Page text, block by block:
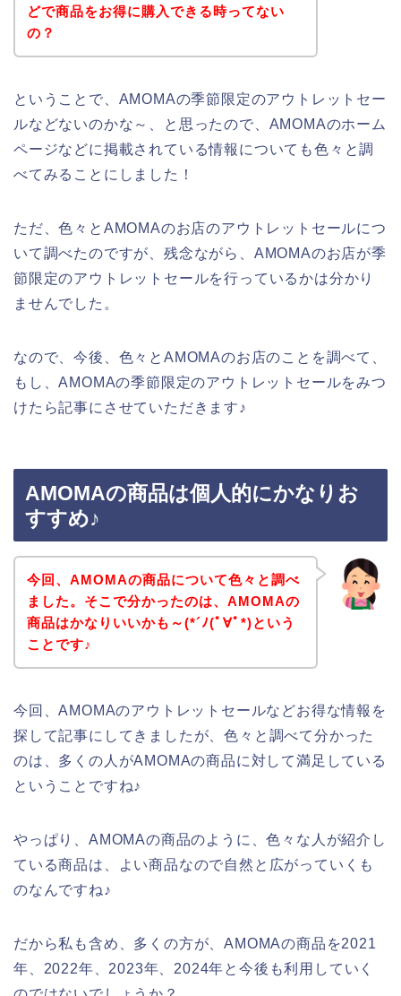
どで商品をお得に購入できる時ってない
の？
ということで、AMOMAの季節限定のアウトレットセー
ルなどないのかな～、と思ったので、AMOMAのホーム
ページなどに掲載されている情報についても色々と調
べてみることにしました！
ただ、色々とAMOMAのお店のアウトレットセールにつ
いて調べたのですが、残念ながら、AMOMAのお店が季
節限定のアウトレットセールを行っているかは分かり
ませんでした。
なので、今後、色々とAMOMAのお店のことを調べて、
もし、AMOMAの季節限定のアウトレットセールをみつ
けたら記事にさせていただきます♪
AMOMAの商品は個人的にかなりお
すすめ♪
今回、AMOMAの商品について色々と調べ
ました。そこで分かったのは、AMOMAの
商品はかなりいいかも～(*´ﾉ(ﾟ∀ﾟ*)という
ことです♪
今回、AMOMAのアウトレットセールなどお得な情報を
探して記事にしてきましたが、色々と調べて分かった
のは、多くの人がAMOMAの商品に対して満足している
ということですね♪
やっぱり、AMOMAの商品のように、色々な人が紹介し
ている商品は、よい商品なので自然と広がっていくも
のなんですね♪
だから私も含め、多くの方が、AMOMAの商品を2021
年、2022年、2023年、2024年と今後も利用していく